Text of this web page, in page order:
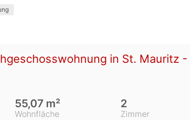
in St. Mauritz
Wohnfläche
55,07 m²
Zimmer
2